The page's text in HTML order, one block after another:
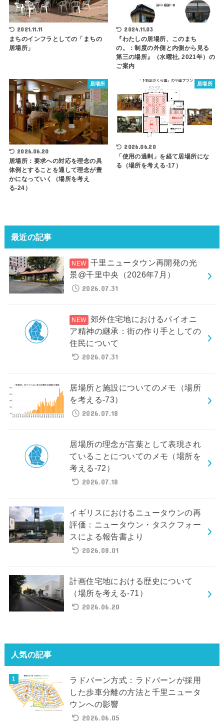
2021.11.11
まちのインフラとしての「まちの
居場所」
2024.11.03
『わたしの居場所、このまち
の。：制度の外側と内側から見る
第三の場所』（水曜社, 2021年）の
ご案内
居場所
2026.06.20
居場所：要求への対応を理念の具
体例とすることを通して理念が豊
かになっていく（場所を考え
る-24）
居場所
2026.06.20
「使用の過剰」を経て居場所にな
る（場所を考える-17）
最近の記事
千里ニュータウン再開発の光
景@千里中央（2026年7月）
2026.07.31
郊外住宅地におけるパイオニ
ア精神の継承：街の作り手としての
住民について
2026.07.31
居場所と施設についてのメモ（場所
を考える-73）
2026.07.18
居場所の理念が言葉として表現され
ていることについてのメモ（場所を
考える-72）
2026.07.18
イギリスにおけるニュータウンの再
評価：ニュータウン・タスクフォー
スによる報告書より
2026.08.01
計画住宅地における歴史について
（場所を考える-71）
2026.06.20
人気の記事
ラドバーン方式：ラドバーンが採用
した歩車分離の方法と千里ニュータ
ウンへの影響
2026.06.05